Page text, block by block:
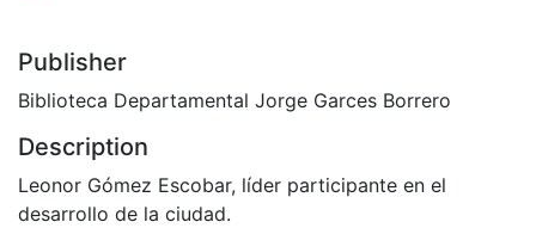
Publisher
Biblioteca Departamental Jorge Garces Borrero
Description
Leonor Gómez Escobar, líder participante en el
desarrollo de la ciudad.